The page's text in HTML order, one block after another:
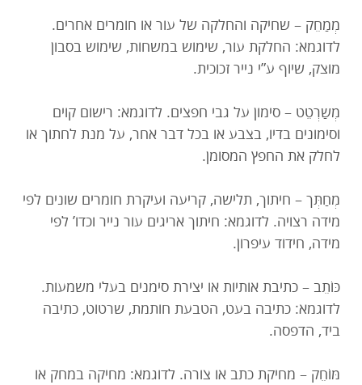
מְמַחֵק – שחיקה והחלקה של עור או חומרים אחרים.
לדוגמא: החלקת עור, שימוש במשחות, שימוש בסבון
מוצק, שיוף ע”י נייר זכוכית.
מְשַרְטֵט – סימון על גבי חפצים. לדוגמא: רישום קוים
וסימונים בדיו, בצבע או בכל דבר אחר, על מנת לחתוך או
לחלק את החפץ המסומן.
מְחַתְּך – חיתוך, תלישה, קריעה ועיקרת חומרים שונים לפי
מידה רצויה. לדוגמא: חיתוך אריגים עור נייר וכדו’ לפי
מידה, חידוד עיפרון.
כּוֹתֵב – כתיבת אותיות או יצירת סימנים בעלי משמעות.
לדוגמא: כתיבה בעט, הטבעת חותמת, שרטוט, כתיבה
ביד, הדפסה.
מּוֹחֵק – מחיקת כתב או צורה. לדוגמא: מחיקה במחק או